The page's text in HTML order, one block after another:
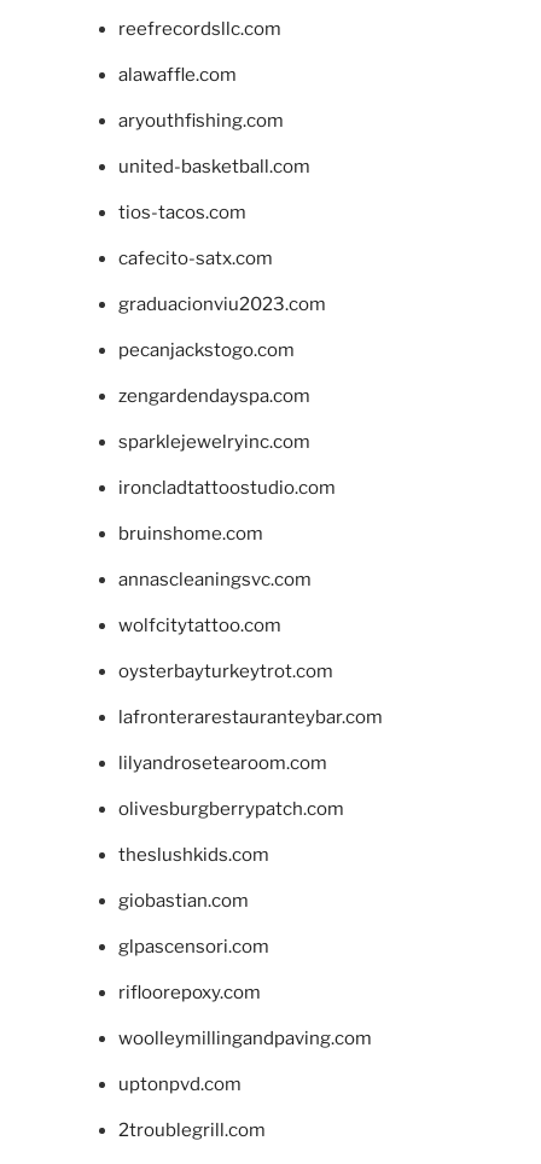
reefrecordsllc.com
alawaffle.com
aryouthfishing.com
united-basketball.com
tios-tacos.com
cafecito-satx.com
graduacionviu2023.com
pecanjackstogo.com
zengardendayspa.com
sparklejewelryinc.com
ironcladtattoostudio.com
bruinshome.com
annascleaningsvc.com
wolfcitytattoo.com
oysterbayturkeytrot.com
lafronterarestauranteybar.com
lilyandrosetearoom.com
olivesburgberrypatch.com
theslushkids.com
giobastian.com
glpascensori.com
rifloorepoxy.com
woolleymillingandpaving.com
uptonpvd.com
2troublegrill.com